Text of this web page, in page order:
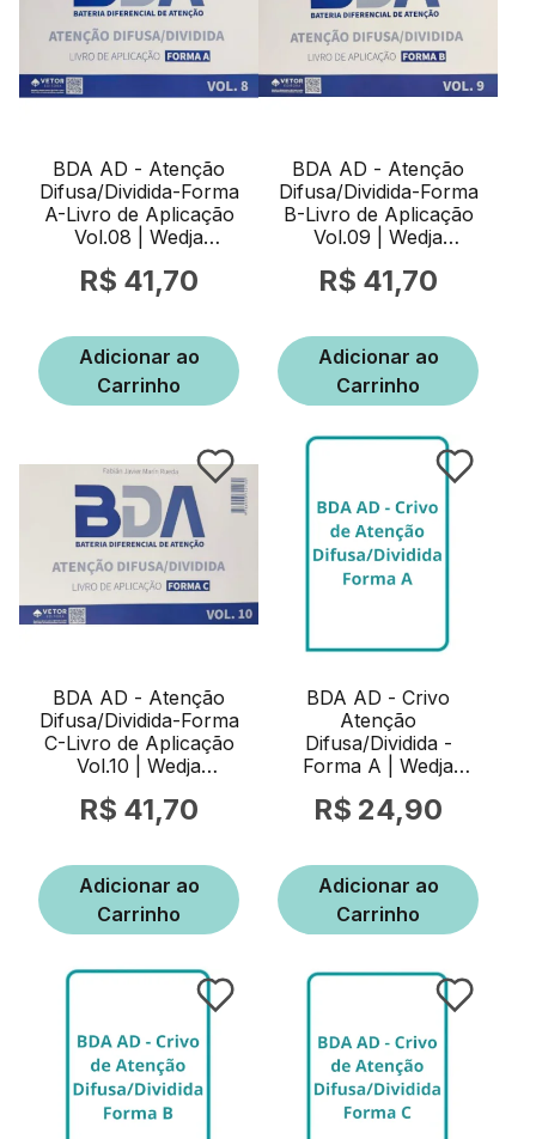
BDA AD - Atenção
Difusa/Dividida-Forma
A-Livro de Aplicação
Vol.08 | Wedja
41,70
Adicionar ao
Carrinho
BDA AD - Atenção
Difusa/Dividida-Forma
B-Livro de Aplicação
Vol.09 | Wedja
41,70
Adicionar ao
Carrinho
BDA AD - Atenção
Difusa/Dividida-Forma
C-Livro de Aplicação
Vol.10 | Wedja
41,70
Adicionar ao
Carrinho
BDA AD - Crivo
Atenção
Difusa/Dividida -
Forma A | Wedja
24,90
Adicionar ao
Carrinho